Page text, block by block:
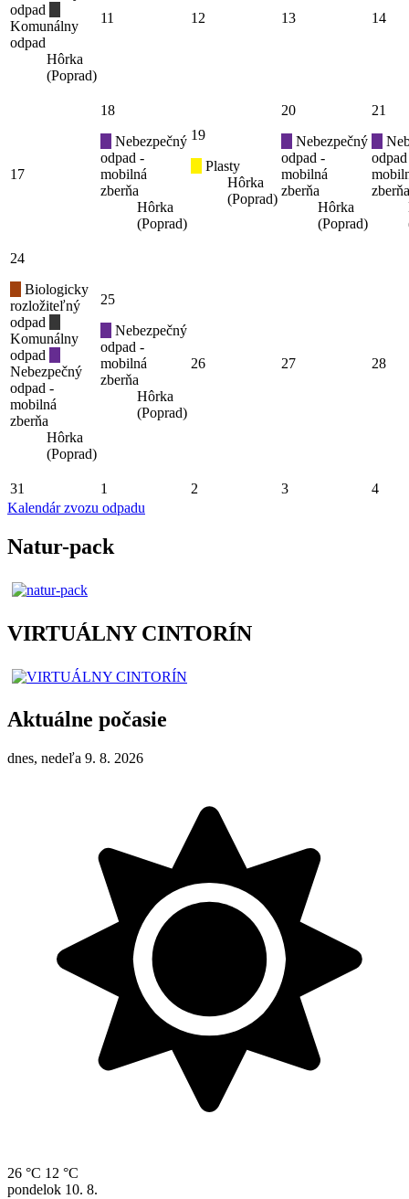
odpad
Komunálny
odpad
Hôrka
(Poprad)
11 12 13 14
17
18
Nebezpečný
odpad -
mobilná
zberňa
Hôrka
(Poprad)
19
Plasty
Hôrka
(Poprad)
20
Nebezpečný
odpad -
mobilná
zberňa
Hôrka
(Poprad)
21
zberňa
24
Biologicky
rozložiteľný
odpad
Komunálny
odpad
Nebezpečný
odpad -
mobilná
zberňa
Hôrka
(Poprad)
25
Nebezpečný
odpad -
mobilná
zberňa
Hôrka
(Poprad)
26 27 28
31 1 2 3
4
Kalendár zvozu odpadu
Natur-pack
VIRTUÁLNY CINTORÍN
Aktuálne počasie
dnes, nedeľa 9. 8. 2026
26 °C 12 °C
pondelok 10. 8.